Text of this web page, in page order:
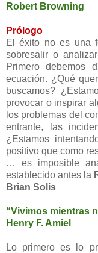
Robert Browning
Prólogo
El éxito no es una
sobresalir o
Primero debemos
ecuación. ¿Qué
buscamos?
provocar o inspirar
los problemas del
entrante, las
¿Estamos
positivo que como
… es imposible
establecido antes la
Brian Solis
“Vivimos mientras
Henry F. Amiel
Lo primero es lo